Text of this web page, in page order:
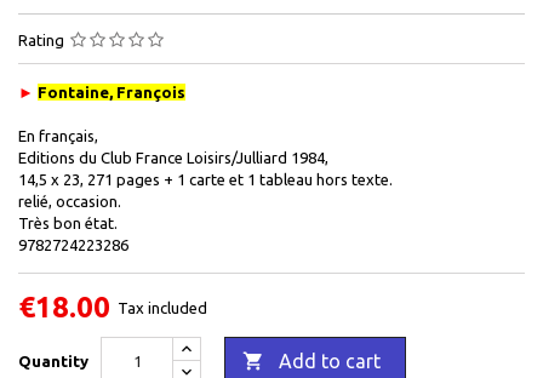
Rating
► Fontaine, François
En français,
Editions du Club France Loisirs/Julliard 1984,
14,5 x 23, 271 pages + 1 carte et 1 tableau hors texte.
relié, occasion.
Très bon état.
9782724223286
€18.00 Tax included
Quantity  Add to cart